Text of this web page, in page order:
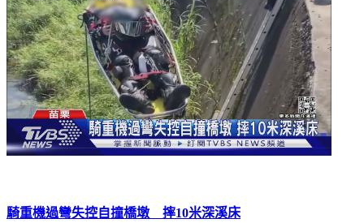
騎重機過彎失控自撞橋墩 摔10米深溪床